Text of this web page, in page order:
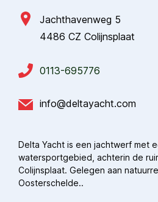
Jachthavenweg 5
4486 CZ Colijnsplaat
0113-695776
info@deltayacht.com
Delta Yacht is een jachtwerf met
watersportgebied, achterin de
Colijnsplaat. Gelegen aan
Oosterschelde..